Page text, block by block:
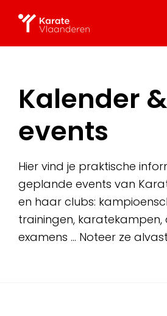
Kalender &
events
Hier vind je praktische
geplande events van
en haar clubs:
trainingen, karatekampen,
examens … Noteer ze